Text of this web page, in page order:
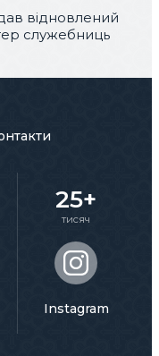
відновлений
служебниць
25+
тисяч
Instagram